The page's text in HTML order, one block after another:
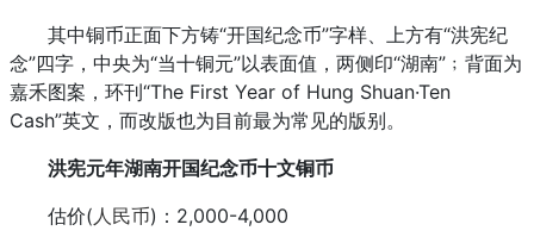
其中铜币正面下方铸“开国纪念币”字样、上方有“洪宪纪
念”四字，中央为“当十铜元”以表面值，两侧印“湖南”﹔背面为
嘉禾图案，环刊“The First Year of Hung Shuan·Ten
Cash”英文，而改版也为目前最为常见的版别。
洪宪元年湖南开国纪念币十文铜币
估价( 人民币)：2,000-4,000